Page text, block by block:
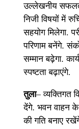
उल्लेखनीय सफलता
निजी विषयों में
सहयोग मिलेगा.
परिणाम बनेंगे.
सम्मान बढ़ेगा.
स्पष्टता बढ़ाएंगे.
तुला– व्यक्तिगत
देंगे. भवन वाहन के
की गति बनाए